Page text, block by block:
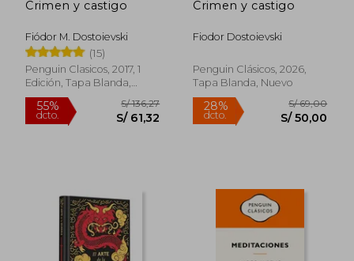
40%
S/ 62,36
Crimen y castigo
Fiódor M. Dostoievski
(15)
Penguin Clasicos, 2017, 1
Edición, Tapa Blanda,
Nuevo
Crimen y castigo
Fiodor Dostoievski
Penguin Clásicos, 2026,
Tapa Blanda, Nuevo